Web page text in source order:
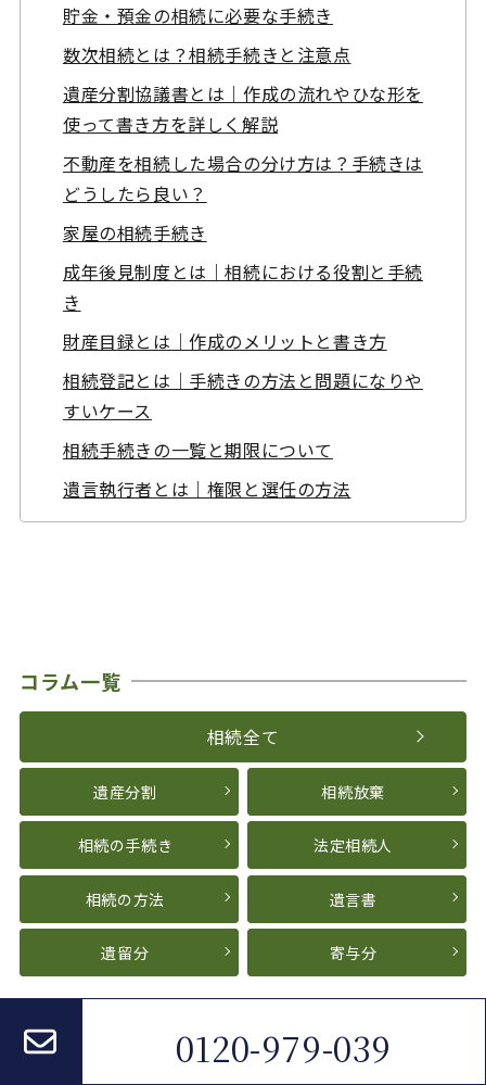
貯金・預金の相続に必要な手続き
数次相続とは？相続手続きと注意点
遺産分割協議書とは｜作成の流れやひな形を
使って書き方を詳しく解説
不動産を相続した場合の分け方は？手続きは
どうしたら良い？
家屋の相続手続き
成年後見制度とは｜相続における役割と手続
き
財産目録とは｜作成のメリットと書き方
相続登記とは｜手続きの方法と問題になりや
すいケース
相続手続きの一覧と期限について
遺言執行者とは｜権限と選任の方法
コラム一覧
相続全て
遺産分割 相続放棄
相続の手続き 法定相続人
相続の方法 遺言書
遺留分 寄与分
どのような状況でお困りです
0120-979-039